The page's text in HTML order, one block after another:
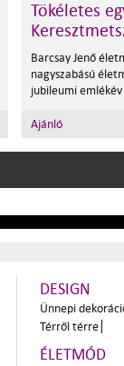
Tökéletes
Barcsay Jenő
nagyszabású
jubileumi
Ajánló
DESIGN
Ünnepi
Térről térre
ÉLETMÓD